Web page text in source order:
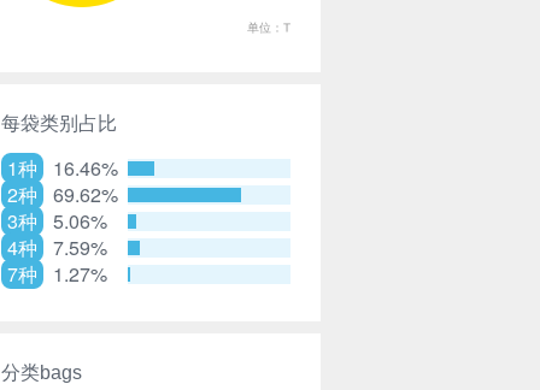
每袋类别占比
1种
16.46%
2种
69.62%
3种
5.06%
4种
7.59%
7种
1.27%
分类bags